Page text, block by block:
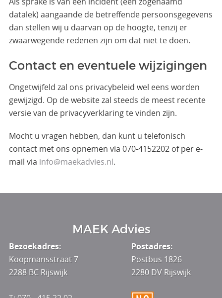
datalek) aangaande de betreffende persoonsgegevens
dan stellen wij u daarvan op de hoogte, tenzij er
zwaarwegende redenen zijn om dat niet te doen.
Contact en eventuele wijzigingen
Ongetwijfeld zal ons privacybeleid wel eens worden
gewijzigd. Op de website zal steeds de meest recente
versie van de privacyverklaring te vinden zijn.
Mocht u vragen hebben, dan kunt u telefonisch
contact met ons opnemen via 070-4152202 of per e-
mail via info@maekadvies.nl.
MAEK Advies
Bezoekadres:
Koopmansstraat 7
2288 BC Rijswijk
Postadres:
Postbus 1826
2280 DV Rijswijk